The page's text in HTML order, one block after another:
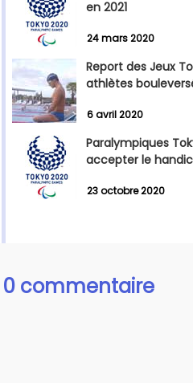
en 2021
24 mars 2020
Report des Jeux
athlètes
6 avril 2020
Paralympiques
accepter le
23 octobre 2020
0 commentaire